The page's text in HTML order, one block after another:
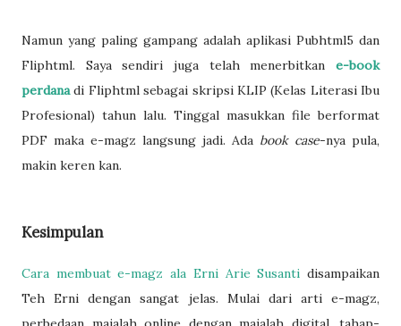
Namun yang paling gampang adalah aplikasi Pubhtml5 dan
Fliphtml. Saya sendiri juga telah menerbitkan e-book
perdanadi Fliphtml sebagai skripsi KLIP (Kelas Literasi Ibu
Profesional) tahun lalu. Tinggal masukkan file berformat
PDF maka e-magz langsung jadi. Ada book case-nya pula,
makin keren kan.
Kesimpulan
Cara membuat e-magz ala Erni Arie Susanti disampaikan
Teh Erni dengan sangat jelas. Mulai dari arti e-magz,